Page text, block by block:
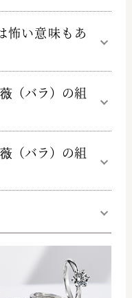
怖い意味もあ
（バラ）の組
（バラ）の組